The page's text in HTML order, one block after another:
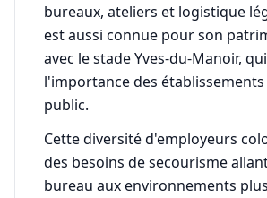
bureaux, ateliers et logistique
est aussi connue pour son
avec le stade Yves-du-Manoir,
l'importance des
public.
Cette diversité d'employeurs
des besoins de secourisme
bureau aux environnements